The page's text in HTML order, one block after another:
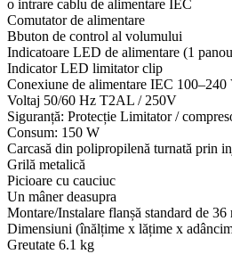
o intrare cablu de alimentare IEC
Comutator de alimentare
Bbuton de control al volumului
Indicatoare LED de alimentare (1
Indicator LED limitator clip
Conexiune de alimentare IEC 100–240
Voltaj 50/60 Hz T2AL / 250V
Siguranță: Protecție Limitator /
Consum: 150 W
Carcasă din polipropilenă turnată prin
Grilă metalică
Picioare cu cauciuc
Un mâner deasupra
Montare/Instalare flanșă standard de 36
Dimensiuni (înălțime x lățime x
Greutate 6.1 kg